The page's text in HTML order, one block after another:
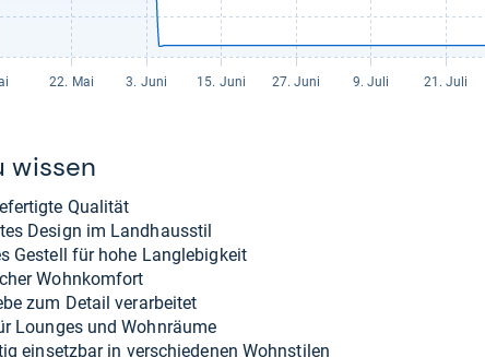
wis­sen
Qua­li­tät
Design im Land­haus­stil
Gestell für hohe Lang­le­big­keit
Wohn­kom­fort
zum Detail ver­ar­bei­tet
Loun­ges und Wohn­räume
ein­setz­bar in ver­schie­de­nen Wohn­sti­len